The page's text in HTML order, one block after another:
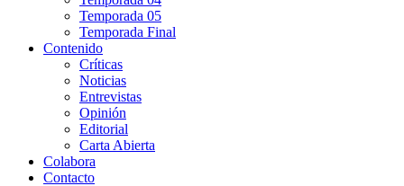
Temporada 05
Temporada Final
Contenido
Críticas
Noticias
Entrevistas
Opinión
Editorial
Carta Abierta
Colabora
Contacto